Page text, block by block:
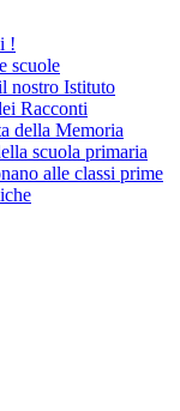
!
scuole
nostro Istituto
Racconti
della Memoria
scuola primaria
alle classi prime